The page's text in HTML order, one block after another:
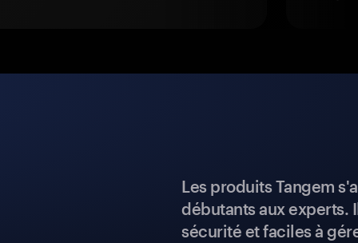
Les produits Tangem
débutants aux experts.
sécurité et faciles à